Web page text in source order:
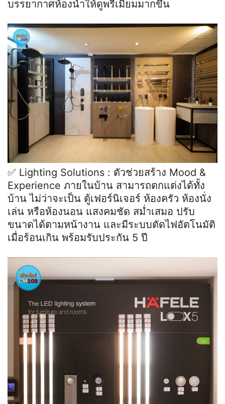
บรรยากาศห้องน้ำให้ดูพรีเมียมมากขึ้น
✅ Lighting Solutions : ตัวช่วยสร้าง Mood &
Experience ภายในบ้าน สามารถตกแต่งได้ทั้ง
บ้าน ไม่ว่าจะเป็น ตู้เฟอร์นิเจอร์ ห้องครัว ห้องนั่ง
เล่น หรือห้องนอน แสงคมชัด สม่ำเสมอ ปรับ
ขนาดได้ตามหน้างาน และมีระบบตัดไฟอัตโนมัติ
เมื่อร้อนเกิน พร้อมรับประกัน 5 ปี